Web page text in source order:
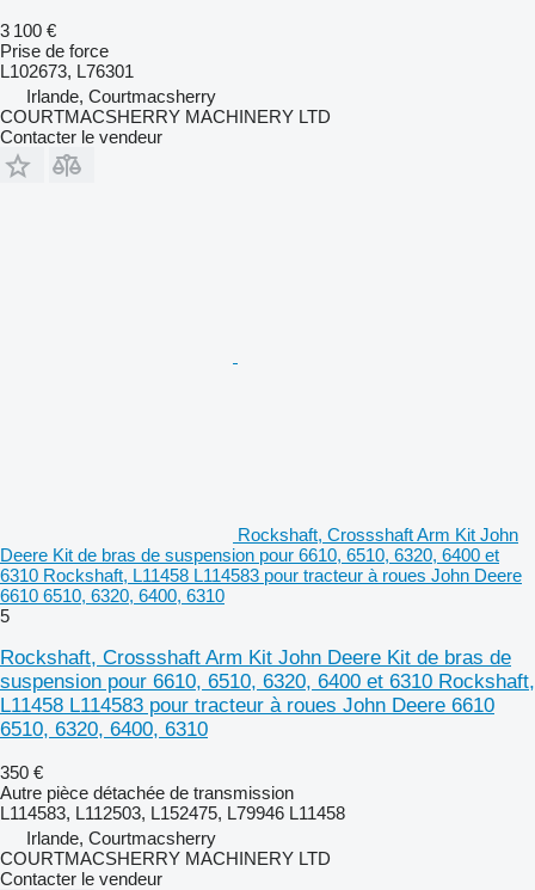
3 100 €
Prise de force
L102673, L76301
Irlande, Courtmacsherry
COURTMACSHERRY MACHINERY LTD
Contacter le vendeur
Rockshaft, Crossshaft Arm Kit John
Deere Kit de bras de suspension pour 6610, 6510, 6320, 6400 et
6310 Rockshaft, L11458 L114583 pour tracteur à roues John Deere
6610 6510, 6320, 6400, 6310
5
Rockshaft, Crossshaft Arm Kit John Deere Kit de bras de
suspension pour 6610, 6510, 6320, 6400 et 6310 Rockshaft,
L11458 L114583 pour tracteur à roues John Deere 6610
6510, 6320, 6400, 6310
350 €
Autre pièce détachée de transmission
L114583, L112503, L152475, L79946 L11458
Irlande, Courtmacsherry
COURTMACSHERRY MACHINERY LTD
Contacter le vendeur